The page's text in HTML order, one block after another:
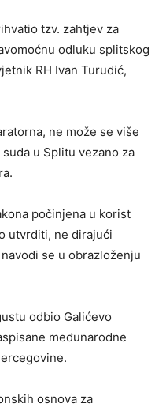
tzv. zahtjev za
odluku splitskog
RH Ivan Turudić,
ne može se više
u Splitu vezano za
počinjena u korist
utvrditi, ne dirajući
se u obrazloženju
odbio Galićevo
međunarodne
osnova za